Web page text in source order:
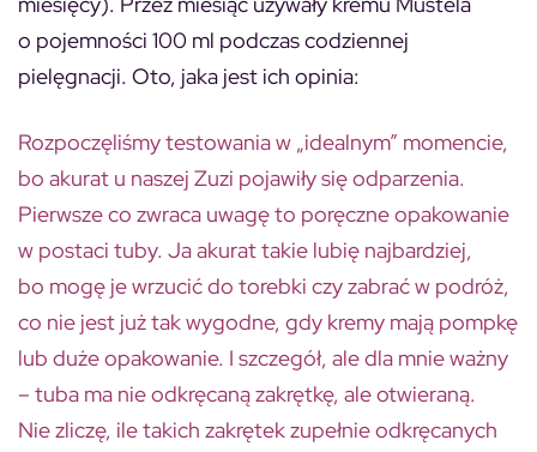
o pojemności 100 ml podczas codziennej
pielęgnacji. Oto, jaka jest ich opinia:
Rozpoczęliśmy testowania w „idealnym” momencie,
bo akurat u naszej Zuzi pojawiły się odparzenia.
Pierwsze co zwraca uwagę to poręczne opakowanie
w postaci tuby. Ja akurat takie lubię najbardziej,
bo mogę je wrzucić do torebki czy zabrać w podróż,
co nie jest już tak wygodne, gdy kremy mają pompkę
lub duże opakowanie. I szczegół, ale dla mnie ważny
– tuba ma nie odkręcaną zakrętkę, ale otwieraną.
Nie zliczę, ile takich zakrętek zupełnie odkręcanych